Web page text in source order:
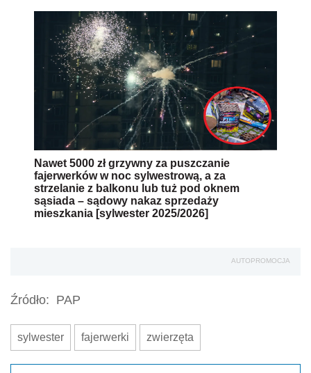
Nawet 5000 zł grzywny za puszczanie
fajerwerków w noc sylwestrową, a za
strzelanie z balkonu lub tuż pod oknem
sąsiada – sądowy nakaz sprzedaży
mieszkania [sylwester 2025/2026]
AUTOPROMOCJA
Źródło: PAP
sylwester fajerwerki zwierzęta